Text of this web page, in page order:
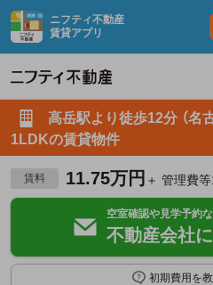
ニフティ不動産
賃貸アプリ
高岳駅より徒歩12分 （名
1LDKの賃貸物件
賃料 11.75万円 ＋ 管理費
空室確認や見学予約
不動産会社
初期費用を